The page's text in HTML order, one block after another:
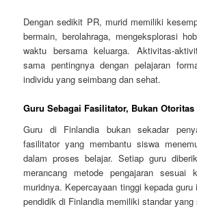
Dengan sedikit PR, murid memiliki
bermain, berolahraga, mengeksplorasi
waktu bersama keluarga. Aktivitas-
sama pentingnya dengan pelajaran
individu yang seimbang dan sehat.
Guru Sebagai Fasilitator, Bukan
Guru di Finlandia bukan sekadar
fasilitator yang membantu siswa
dalam proses belajar. Setiap guru
merancang metode pengajaran sesuai
muridnya. Kepercayaan tinggi kepada
pendidik di Finlandia memiliki standar yang